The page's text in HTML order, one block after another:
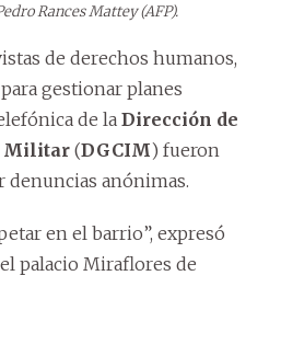
Rances Mattey (AFP).
de derechos humanos,
gestionar planes
de la Dirección de
Militar (DGCIM) fueron
denuncias anónimas.
en el barrio”, expresó
palacio Miraflores de